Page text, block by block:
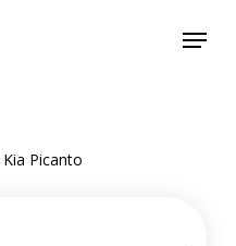
Menu
Kia Picanto